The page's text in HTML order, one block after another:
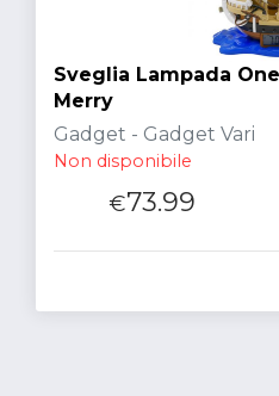
Sveglia Lampada
Merry
Gadget - Gadget Vari
Non disponibile
€73.99